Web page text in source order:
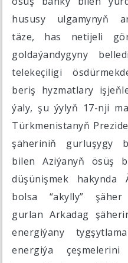
hususy ulgamynyň
täze, has netijeli
goldaýandygyny
telekeçiligi
beriş hyzmatlary
ýaly, şu ýylyň 17-nji
Türkmenistanyň
şäheriniň gurluşygy
bilen Aziýanyň ösüş
düşünişmek
bolsa “akylly” şäher
gurlan Arkadag
energiýany
energiýa